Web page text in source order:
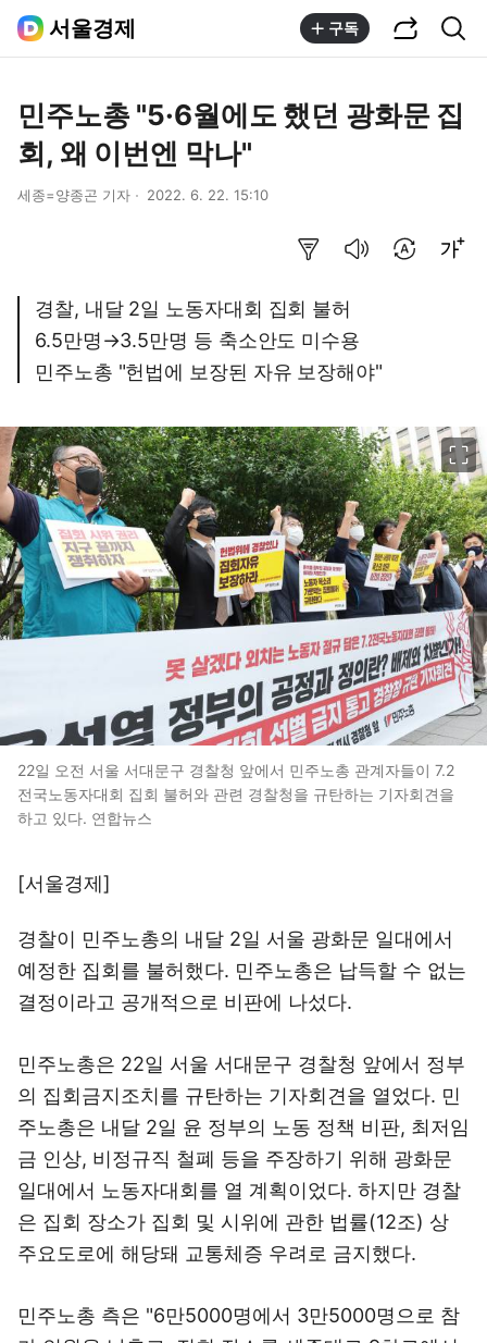
서울경제 구독
민주노총 "5·6월에도 했던 광화문 집
회, 왜 이번엔 막나"
세종=양종곤 기자 2022. 6. 22. 15:10
경찰, 내달 2일 노동자대회 집회 불허
6.5만명→3.5만명 등 축소안도 미수용
민주노총 "헌법에 보장된 자유 보장해야"
22일 오전 서울 서대문구 경찰청 앞에서 민주노총 관계자들이 7.2
전국노동자대회 집회 불허와 관련 경찰청을 규탄하는 기자회견을
하고 있다. 연합뉴스
[서울경제]
경찰이 민주노총의 내달 2일 서울 광화문 일대에서
예정한 집회를 불허했다. 민주노총은 납득할 수 없는
결정이라고 공개적으로 비판에 나섰다.
민주노총은 22일 서울 서대문구 경찰청 앞에서 정부
의 집회금지조치를 규탄하는 기자회견을 열었다. 민
주노총은 내달 2일 윤 정부의 노동 정책 비판, 최저임
금 인상, 비정규직 철폐 등을 주장하기 위해 광화문
일대에서 노동자대회를 열 계획이었다. 하지만 경찰
은 집회 장소가 집회 및 시위에 관한 법률(12조) 상
주요도로에 해당돼 교통체증 우려로 금지했다.
민주노총 측은 "6만5000명에서 3만5000명으로 참